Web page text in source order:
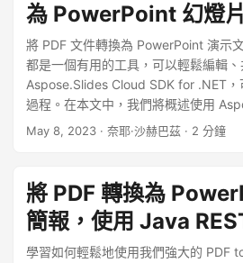
為 PowerPoint 幻燈片
將 PDF 文件轉換為 PowerPoint 演示
都是一個有用的工具，可以輕鬆編輯
Aspose.Slides Cloud SDK for .NET
過程。在本文中，我們將概述使用
將 PDF 文件轉換為 PowerPoint 演示
May 8, 2023 · 奈耶·沙赫巴茲 · 2 分鐘
將 PDF 轉換為
簡報，使用 Java
學習如何輕鬆地使用我們強大的 PDF